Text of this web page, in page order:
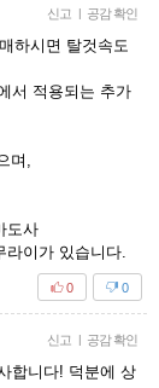
신고 | 공감 확인
하시면 탈것속도
서 적용되는 추가
며,
도사
라이가 있습니다.
0
0
신고 | 공감 확인
합니다! 덕분에 상